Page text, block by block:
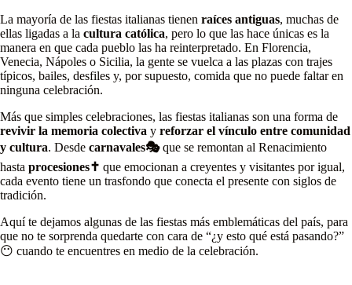
La mayoría de las fiestas italianas tienen raíces antiguas, muchas de
ellas ligadas a la cultura católica, pero lo que las hace únicas es la
manera en que cada pueblo las ha reinterpretado. En Florencia,
Venecia, Nápoles o Sicilia, la gente se vuelca a las plazas con trajes
típicos, bailes, desfiles y, por supuesto, comida que no puede faltar en
ninguna celebración.
Más que simples celebraciones, las fiestas italianas son una forma de
revivir la memoria colectiva y reforzar el vínculo entre comunidad
y cultura. Desde carnavales🎭que se remontan al Renacimiento
hasta procesiones✝️ que emocionan a creyentes y visitantes por igual,
cada evento tiene un trasfondo que conecta el presente con siglos de
tradición.
Aquí te dejamos algunas de las fiestas más emblemáticas del país, para
que no te sorprenda quedarte con cara de “¿y esto qué está pasando?”
😶 cuando te encuentres en medio de la celebración.